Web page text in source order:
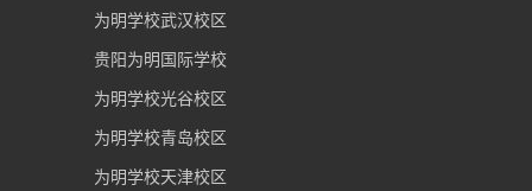
为明学校武汉校区
贵阳为明国际学校
为明学校光谷校区
为明学校青岛校区
为明学校天津校区